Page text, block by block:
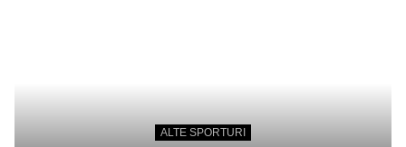
ALTE SPORTURI